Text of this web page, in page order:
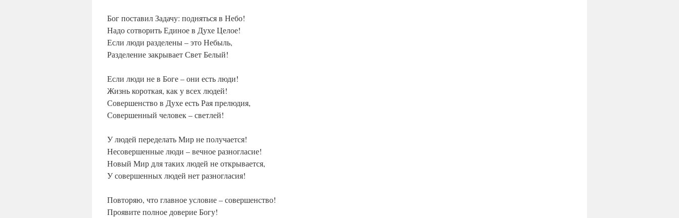
Бог поставил Задачу: подняться в Небо!
Надо сотворить Единое в Духе Целое!
Если люди разделены – это Небыль,
Разделение закрывает Свет Белый!
Если люди не в Боге – они есть люди!
Жизнь короткая, как у всех людей!
Совершенство в Духе есть Рая прелюдия,
Совершенный человек – светлей!
У людей переделать Мир не получается!
Несовершенные люди – вечное разногласие!
Новый Мир для таких людей не открывается,
У совершенных людей нет разногласия!
Повторяю, что главное условие – совершенство!
Проявите полное доверие Богу!